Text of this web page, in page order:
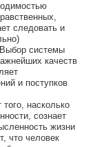
следовать и
системы
качеств
и поступков
насколько
сознает
жизни
что человек